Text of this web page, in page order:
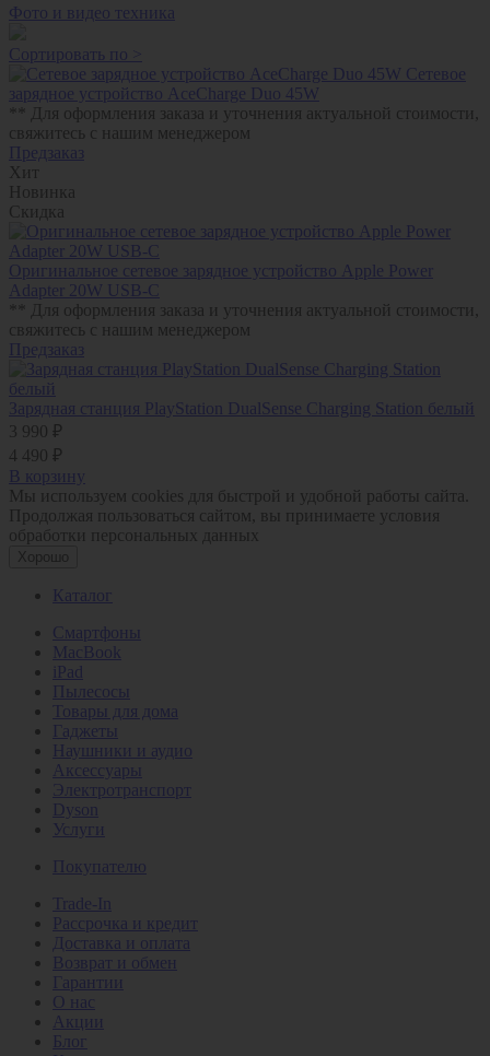
Фото и видео техника
Сортировать по
>
Сетевое
зарядное устройство AceCharge Duo 45W
** Для оформления заказа и уточнения актуальной стоимости,
свяжитесь с нашим менеджером
Предзаказ
Хит
Новинка
Скидка
Оригинальное сетевое зарядное устройство Apple Power
Adapter 20W USB-C
** Для оформления заказа и уточнения актуальной стоимости,
свяжитесь с нашим менеджером
Предзаказ
Зарядная станция PlayStation DualSense Charging Station белый
3 990 ₽
4 490 ₽
В корзину
Мы используем cookies для быстрой и удобной работы сайта.
Продолжая пользоваться сайтом, вы принимаете условия
обработки персональных данных
Хорошо
Каталог
Смартфоны
MacBook
iPad
Пылесосы
Товары для дома
Гаджеты
Наушники и аудио
Аксессуары
Электротранспорт
Dyson
Услуги
Покупателю
Trade-In
Рассрочка и кредит
Доставка и оплата
Возврат и обмен
Гарантии
О нас
Акции
Блог